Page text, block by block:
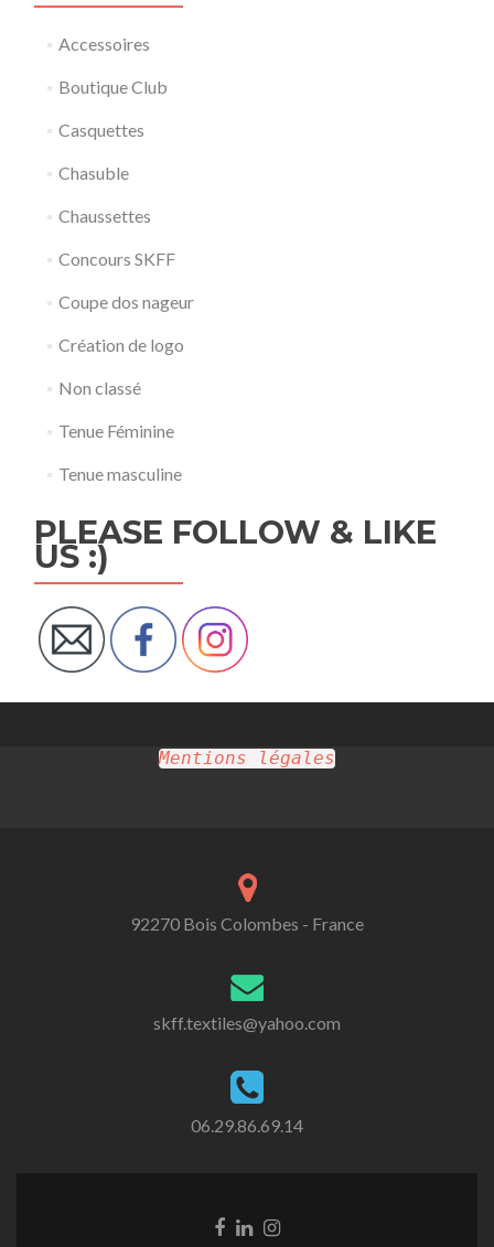
Accessoires
Boutique Club
Casquettes
Chasuble
Chaussettes
Concours SKFF
Coupe dos nageur
Création de logo
Non classé
Tenue Féminine
Tenue masculine
PLEASE FOLLOW & LIKE
US :)
Mentions légales
92270 Bois Colombes - France
skff.textiles@yahoo.com
06.29.86.69.14
Go Go Go